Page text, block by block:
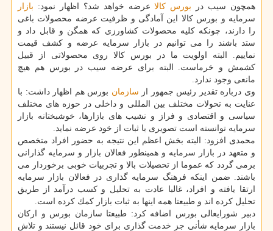
همچون سیب در بورس كالاعرضه خواهد شد؟ اظهار نمود: بازار
سرمایه و بورس كالا این آمادگی و ظرفیت عرضه محصولات باغی
را دارند، چونكه كلیه محصولات كشاورزی كه همگن و قابل داد و
ستد باشند را می توانیم در بازار سرمایه عرضه و كشف قیمت
نماییم. البته اولویت ما در بورس كالا روی محصولاتی از قبیل
كشمش و خرماست. البته برای عرضه سیب در بورس هم هیچ
مانعی وجود ندارد.
وی درباره تقدیر رئیس جمهور از سازمان بورس هم اظهار داشت: با
عنایت به تحولات مختلف بین المللی و داخلی در حوزه های مختلف
سیاسی و اقتصادی و فراز و نشیب های بازارها، خوشبختانه بازار
سرمایه توانسته است تصویری با ثبات از خود عرضه نماید.
محمدی افزود: البته بخش اعظم این نتیجه به حضور افراد متخصص
و متعهد در بازار سرمایه و همینطور فعالان بازار و سرمایه گذارانی
برمی گردد كه عموما از تحصیلات بالا و تجربیات خوبی برخوردار می
باشند. ضمن اینكه فرهنگ سرمایه گذاری در فعالان بازار سرمایه
ارتقا یافته و افراد، غالبا عادت به تحلیل و كسب درآمد از طریق
تحلیل كرده اند و طبیعتا همه اینها به ثبات بازار كمك كرده است.
دبیر شورایعالی بورس اضافه كرد: طبیعتا سازمان بورس و اركان
بازار سرمایه شأنی جز خدمت گذاری برای خود قائل نیستند و تلاش